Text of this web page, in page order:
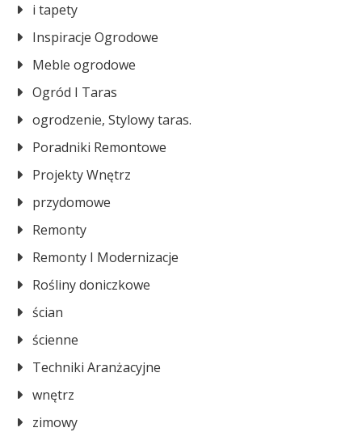
i tapety
Inspiracje Ogrodowe
Meble ogrodowe
Ogród I Taras
ogrodzenie, Stylowy taras.
Poradniki Remontowe
Projekty Wnętrz
przydomowe
Remonty
Remonty I Modernizacje
Rośliny doniczkowe
ścian
ścienne
Techniki Aranżacyjne
wnętrz
zimowy